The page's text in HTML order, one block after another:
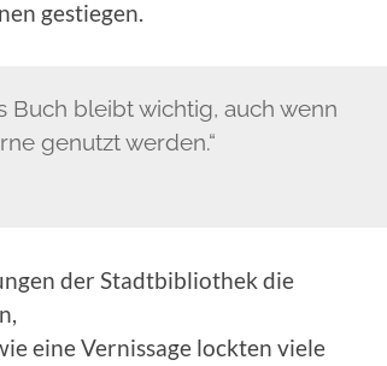
gestiegen.
Buch bleibt wichtig, auch wenn
genutzt werden.“
der Stadtbibliothek die
eine Vernissage lockten viele